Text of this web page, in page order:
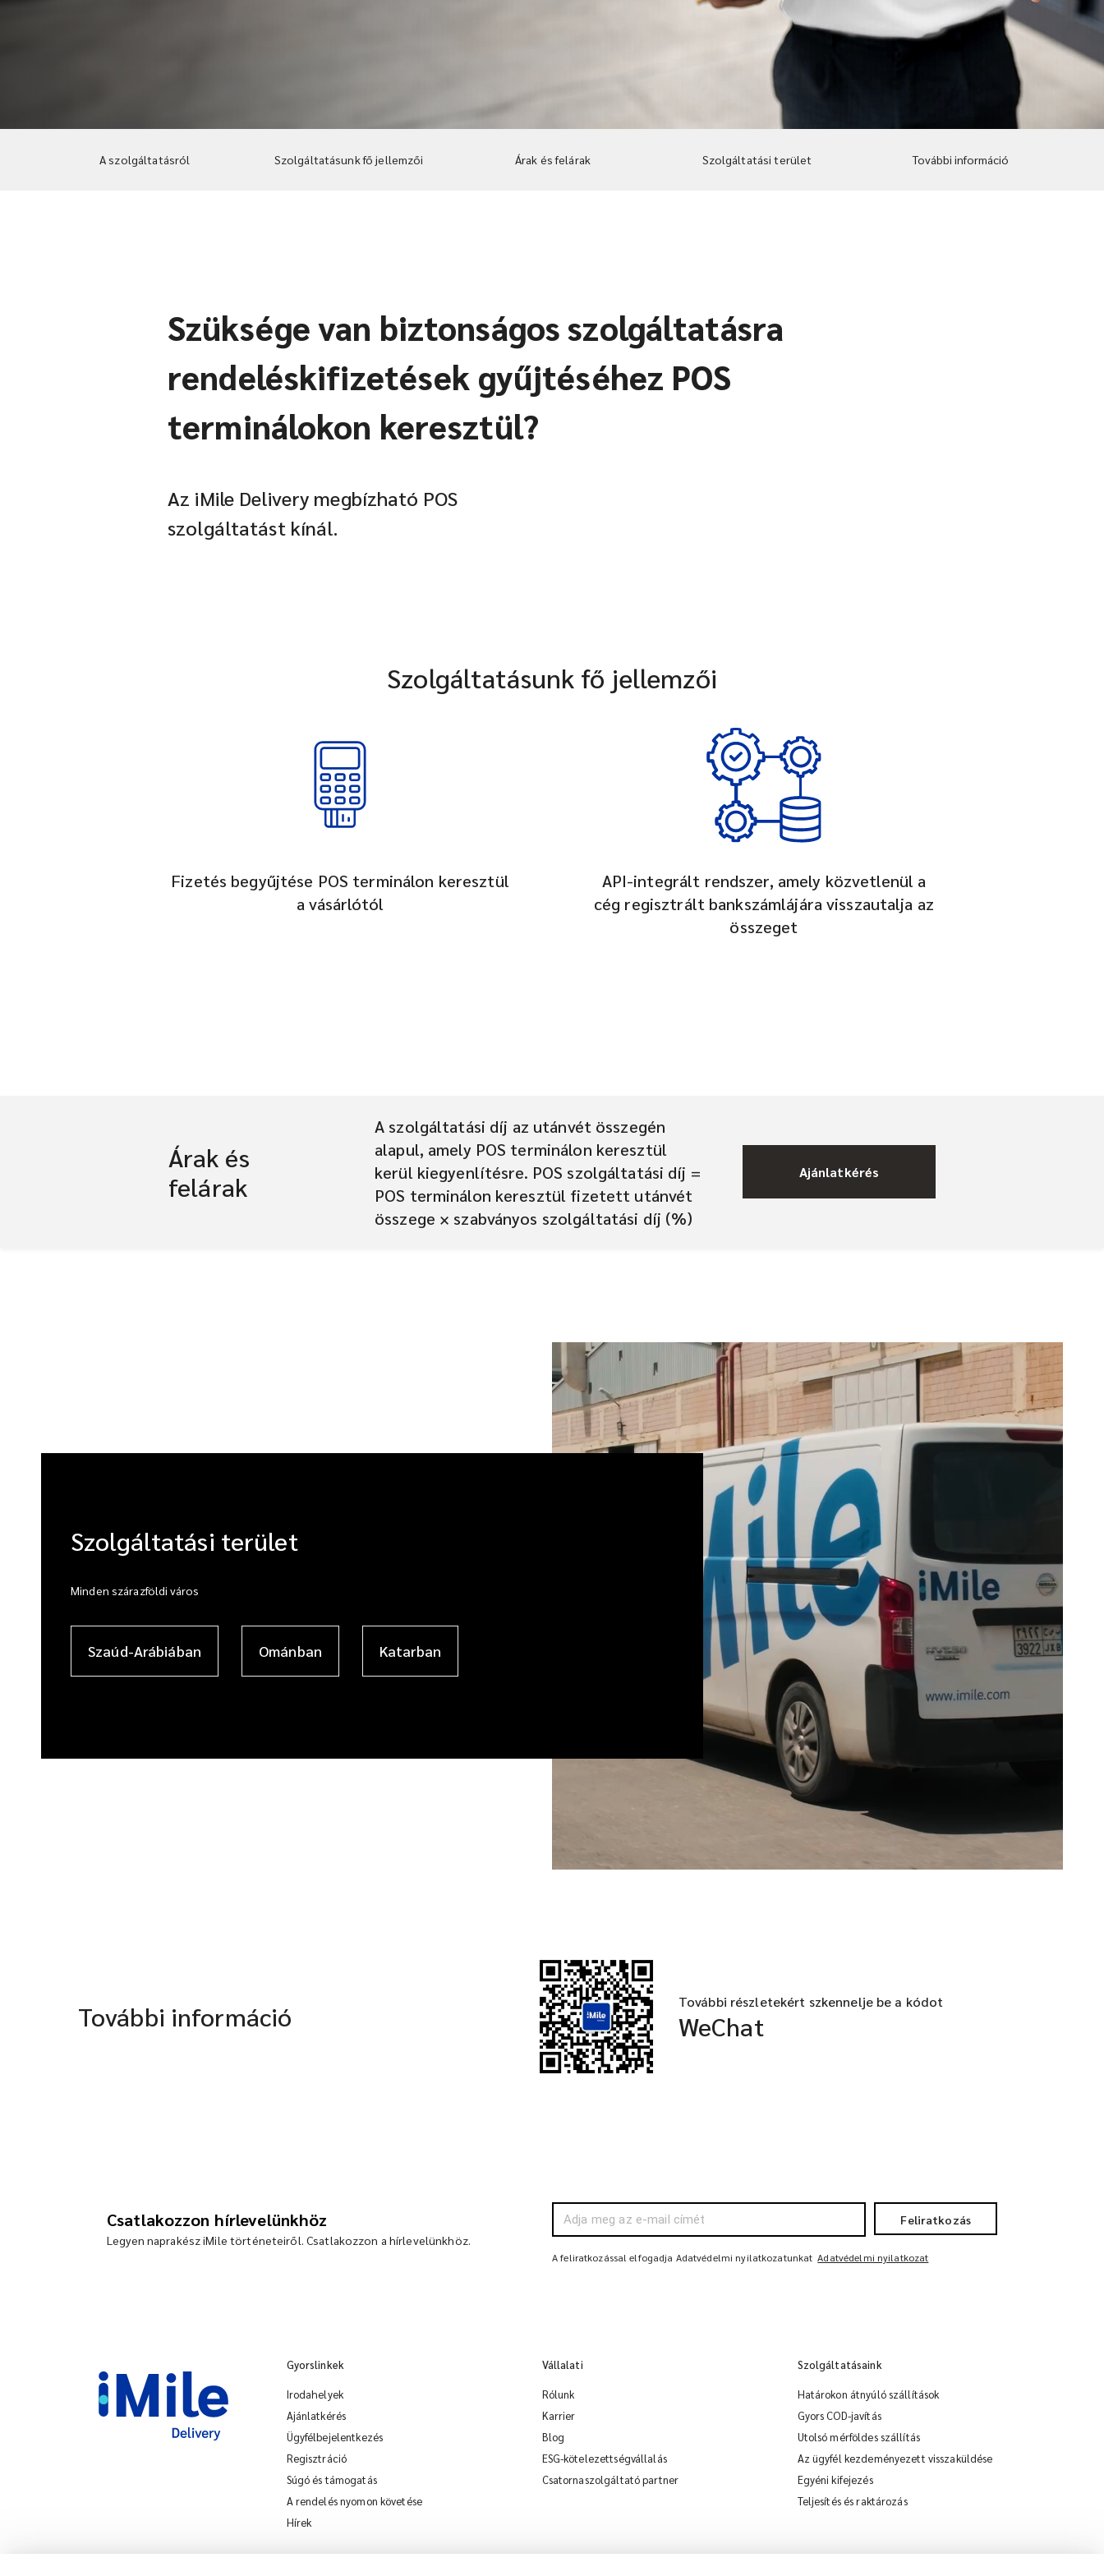
A szolgáltatásról Szolgáltatásunk fő jellemzői Árak és felárak Szolgáltatási terület További információ
Szüksége van biztonságos szolgáltatásra
rendeléskifizetések gyűjtéséhez POS
terminálokon keresztül?
Az iMile Delivery megbízható POS
szolgáltatást kínál.
Szolgáltatásunk fő jellemzői
Fizetés begyűjtése POS terminálon keresztül
a vásárlótól
API-integrált rendszer, amely közvetlenül a
cég regisztrált bankszámlájára visszautalja az
összeget
Árak és
felárak
A szolgáltatási díj az utánvét összegén
alapul, amely POS terminálon keresztül
kerül kiegyenlítésre. POS szolgáltatási díj =
POS terminálon keresztül fizetett utánvét
összege × szabványos szolgáltatási díj (%)
Ajánlatkérés
Szolgáltatási terület
Minden szárazföldi város
Szaúd-Arábiában Ománban Katarban
További információ További részletekért szkennelje be a kódot
WeChat
Csatlakozzon hírlevelünkhöz
Legyen naprakész iMile történeteiről. Csatlakozzon a hírlevelünkhöz.
Feliratkozás
A feliratkozással elfogadja Adatvédelmi nyilatkozatunkat Adatvédelmi nyilatkozat
Gyorslinkek
Irodahelyek
Ajánlatkérés
Ügyfélbejelentkezés
Regisztráció
Súgó és támogatás
A rendelés nyomon követése
Hírek
Vállalati
Rólunk
Karrier
Blog
ESG-kötelezettségvállalás
Csatornaszolgáltató partner
Szolgáltatásaink
Határokon átnyúló szállítások
Gyors COD-javítás
Utolsó mérföldes szállítás
Az ügyfél kezdeményezett visszaküldése
Egyéni kifejezés
Teljesítés és raktározás
iMile Chat